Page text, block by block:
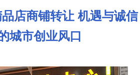
店商铺转让 机遇与诚信
城市创业风口